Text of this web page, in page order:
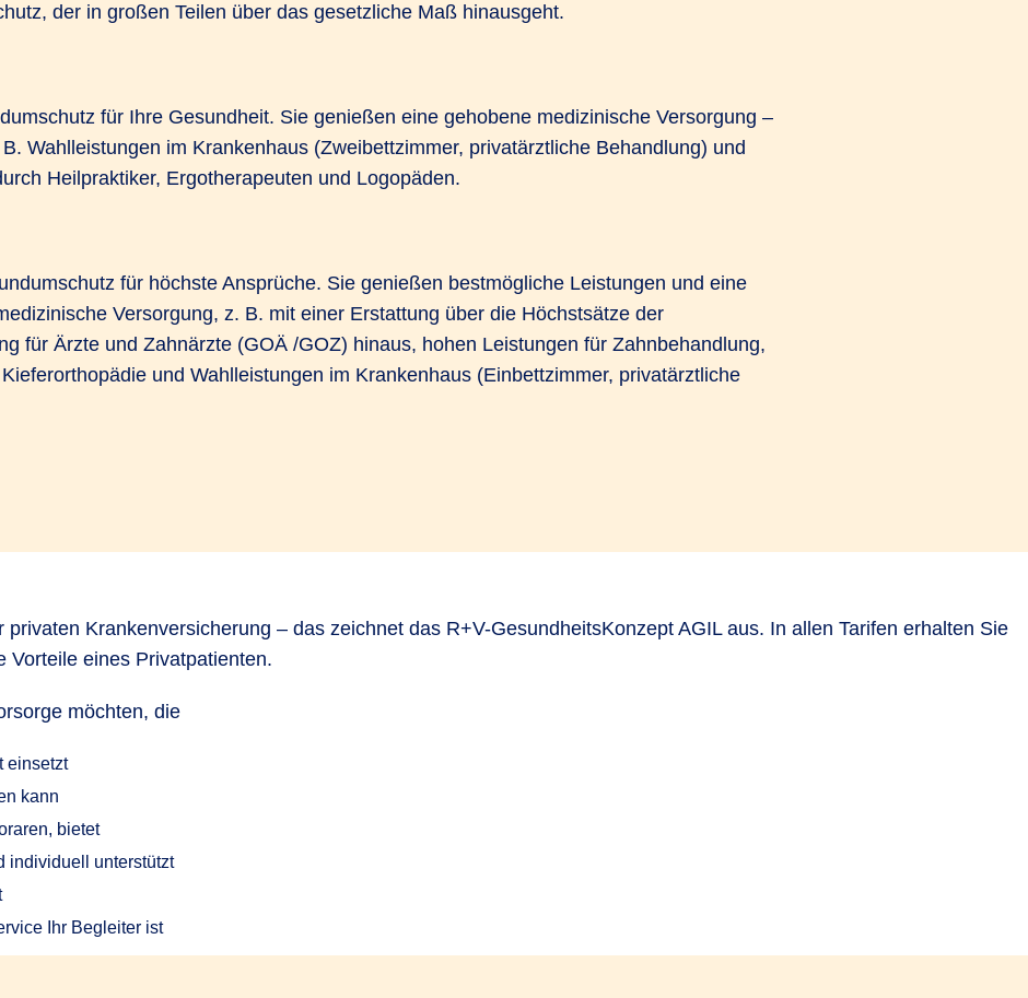
der in großen Teilen über das gesetzliche Maß hinausgeht.
für Ihre Gesundheit. Sie genießen eine gehobene medizinische Versorgung –
Wahlleistungen im Krankenhaus (Zweibettzimmer, privatärztliche Behandlung) und
Heilpraktiker, Ergotherapeuten und Logopäden.
für höchste Ansprüche. Sie genießen bestmögliche Leistungen und eine
Versorgung, z. B. mit einer Erstattung über die Höchstsätze der
für Ärzte und Zahnärzte (GOÄ /GOZ) hinaus, hohen Leistungen für Zahnbehandlung,
und Wahlleistungen im Krankenhaus (Einbettzimmer, privatärztliche
Krankenversicherung – das zeichnet das R+V-GesundheitsKonzept AGIL aus. In allen Tarifen erhalten Sie
Vorteile eines Privatpatienten.
möchten, die
einsetzt
kann
bietet
individuell unterstützt
Ihr Begleiter ist